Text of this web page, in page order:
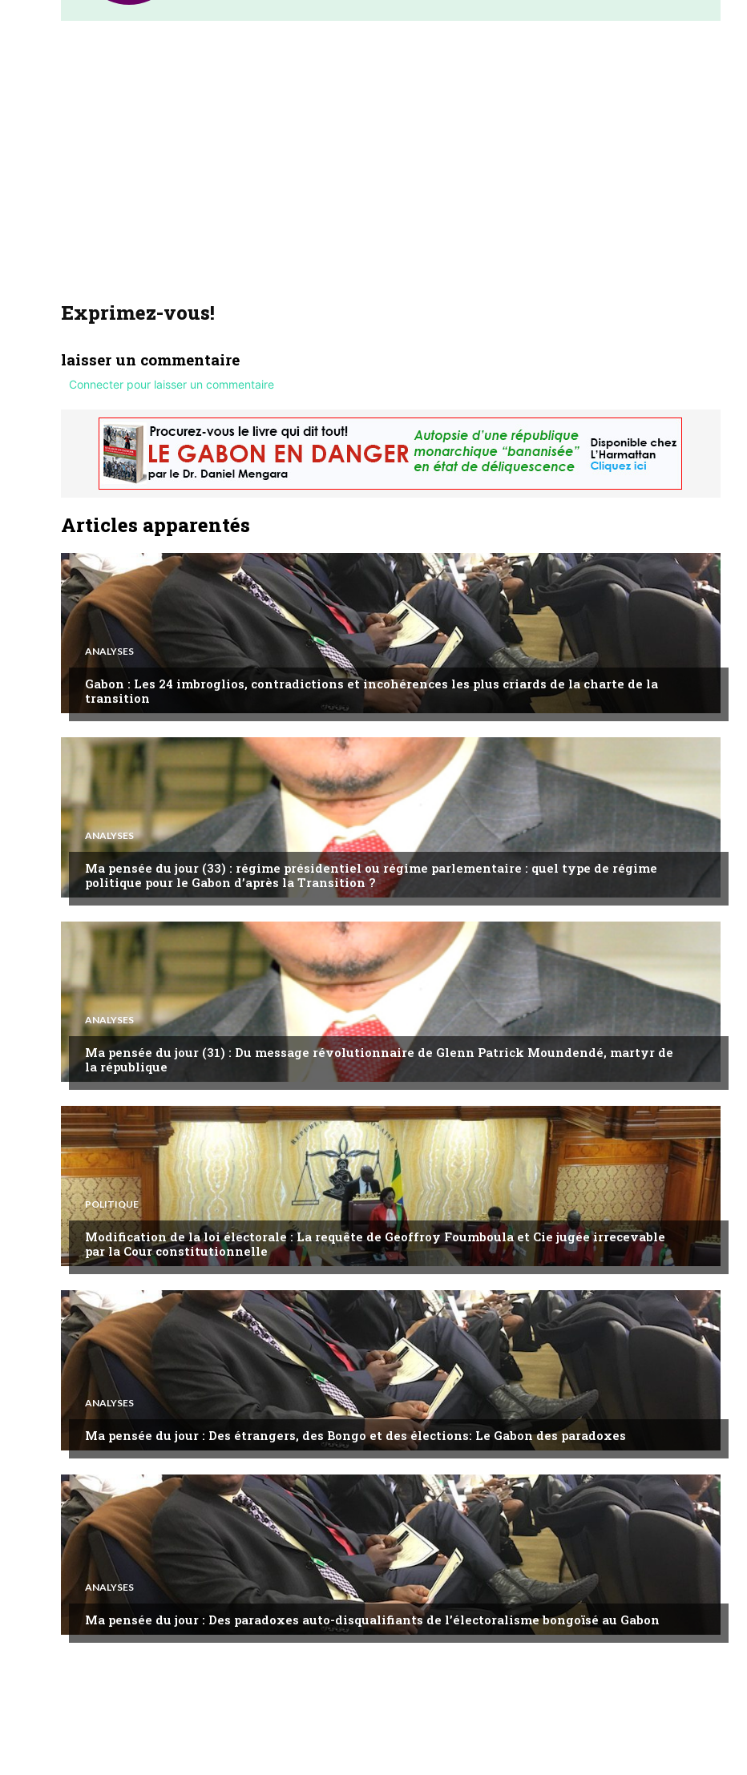
Exprimez-vous!
laisser un commentaire
Connecter pour laisser un commentaire
Articles apparentés
ANALYSES
Gabon : Les 24 imbroglios, contradictions et incohérences les plus criards de la charte de la
transition
ANALYSES
Ma pensée du jour (33) : régime présidentiel ou régime parlementaire : quel type de régime
politique pour le Gabon d’après la Transition ?
ANALYSES
Ma pensée du jour (31) : Du message révolutionnaire de Glenn Patrick Moundendé, martyr de
la république
POLITIQUE
Modification de la loi électorale : La requête de Geoffroy Foumboula et Cie jugée irrecevable
par la Cour constitutionnelle
ANALYSES
Ma pensée du jour : Des étrangers, des Bongo et des élections: Le Gabon des paradoxes
ANALYSES
Ma pensée du jour : Des paradoxes auto-disqualifiants de l’électoralisme bongoïsé au Gabon